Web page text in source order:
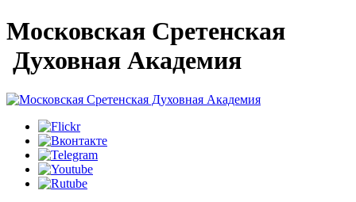
Московская Сретенская
Духовная Академия